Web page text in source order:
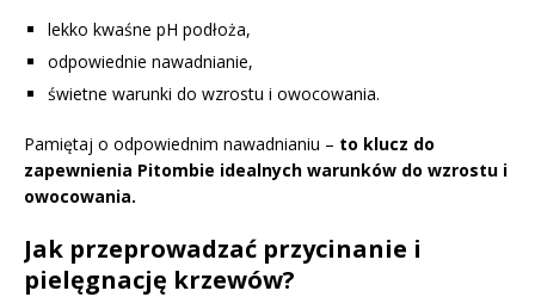
lekko kwaśne pH podłoża,
odpowiednie nawadnianie,
świetne warunki do wzrostu i owocowania.
Pamiętaj o odpowiednim nawadnianiu – to klucz do
zapewnienia Pitombie idealnych warunków do wzrostu i
owocowania.
Jak przeprowadzać przycinanie i
pielęgnację krzewów?